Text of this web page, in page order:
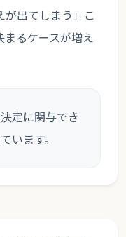
が出てしまう」こ
まるケースが増え
定に関与でき
います。